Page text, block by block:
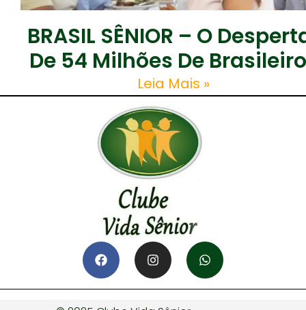
BRASIL SÊNIOR – O
De 54 Milhões De
Leia Mais »